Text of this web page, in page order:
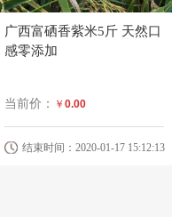
广西富硒香紫米5斤 天然口
感零添加
当前价： ￥ 0.00
结束时间：2020-01-17 15:12:13